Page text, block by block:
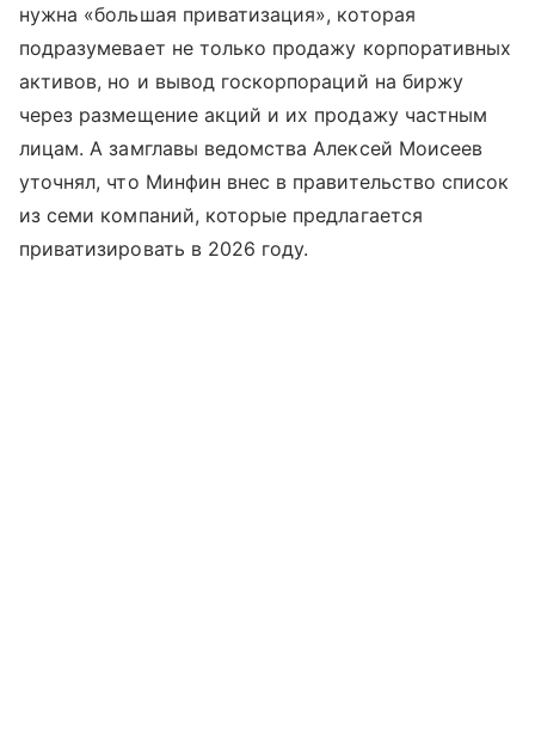
нужна «большая приватизация», которая
подразумевает не только продажу корпоративных
активов, но и вывод госкорпораций на биржу
через размещение акций и их продажу частным
лицам. А замглавы ведомства Алексей Моисеев
уточнял, что Минфин внес в правительство список
из семи компаний, которые предлагается
приватизировать в 2026 году.